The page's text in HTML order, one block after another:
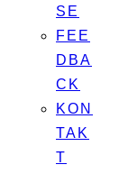
SE
FEE
DBA
CK
KON
TAK
T